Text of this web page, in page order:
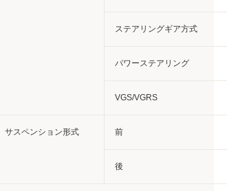
ステアリングギア方式
パワーステアリング
VGS/VGRS
サスペンション形式 前
後